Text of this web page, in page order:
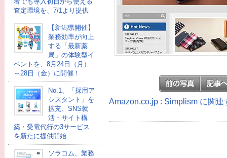
査定環境を、7/1より提供
【新潟県開催】
業務効率が向上
する「最新薬
局」の体験型イ
ベントを、8月24日（月）
～28日（金）に開催！
No.1、「採用ア
シスタント」を
拡充、SNS就
活・サイト構
築・受電代行の3サービス
を新たに提供開始
ソラコム、業務
Amazon.co.jp : Simplism に関連